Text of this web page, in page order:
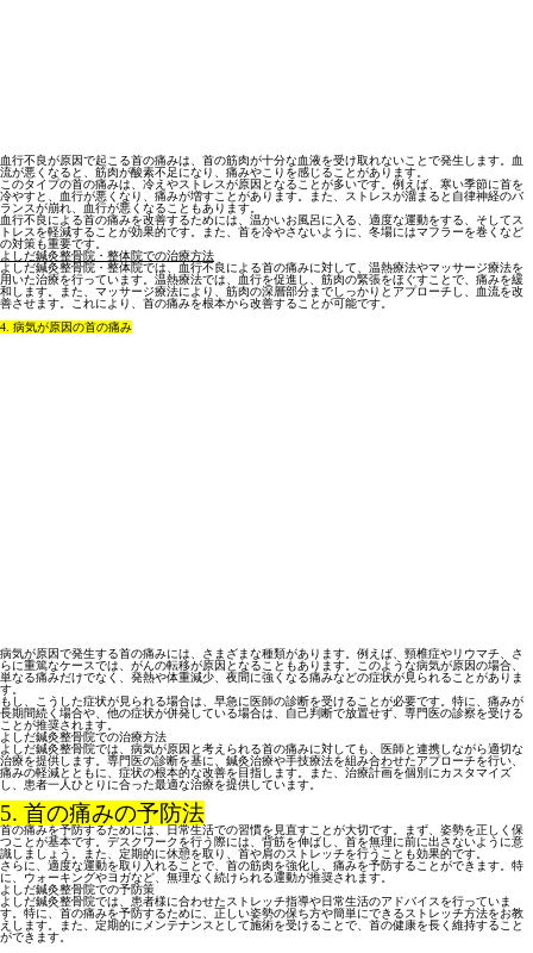
血行不良が原因で起こる首の痛みは、首の筋肉が十分な血液を受け取れないことで発生します。血
流が悪くなると、筋肉が酸素不足になり、痛みやこりを感じることがあります。
このタイプの首の痛みは、冷えやストレスが原因となることが多いです。例えば、寒い季節に首を
冷やすと、血行が悪くなり、痛みが増すことがあります。また、ストレスが溜まると自律神経のバ
ランスが崩れ、血行が悪くなることもあります。
血行不良による首の痛みを改善するためには、温かいお風呂に入る、適度な運動をする、そしてス
トレスを軽減することが効果的です。また、首を冷やさないように、冬場にはマフラーを巻くなど
の対策も重要です。
よしだ鍼灸整骨院・整体院での治療方法
よしだ鍼灸整骨院・整体院では、血行不良による首の痛みに対して、温熱療法やマッサージ療法を
用いた治療を行っています。温熱療法では、血行を促進し、筋肉の緊張をほぐすことで、痛みを緩
和します。また、マッサージ療法により、筋肉の深層部分までしっかりとアプローチし、血流を改
善させます。これにより、首の痛みを根本から改善することが可能です。
4. 病気が原因の首の痛み
病気が原因で発生する首の痛みには、さまざまな種類があります。例えば、頸椎症やリウマチ、さ
らに重篤なケースでは、がんの転移が原因となることもあります。このような病気が原因の場合、
単なる痛みだけでなく、発熱や体重減少、夜間に強くなる痛みなどの症状が見られることがありま
す。
もし、こうした症状が見られる場合は、早急に医師の診断を受けることが必要です。特に、痛みが
長期間続く場合や、他の症状が併発している場合は、自己判断で放置せず、専門医の診察を受ける
ことが推奨されます。
よしだ鍼灸整骨院での治療方法
よしだ鍼灸整骨院では、病気が原因と考えられる首の痛みに対しても、医師と連携しながら適切な
治療を提供します。専門医の診断を基に、鍼灸治療や手技療法を組み合わせたアプローチを行い、
痛みの軽減とともに、症状の根本的な改善を目指します。また、治療計画を個別にカスタマイズ
し、患者一人ひとりに合った最適な治療を提供しています。
5. 首の痛みの予防法
首の痛みを予防するためには、日常生活での習慣を見直すことが大切です。まず、姿勢を正しく保
つことが基本です。デスクワークを行う際には、背筋を伸ばし、首を無理に前に出さないように意
識しましょう。また、定期的に休憩を取り、首や肩のストレッチを行うことも効果的です。
さらに、適度な運動を取り入れることで、首の筋肉を強化し、痛みを予防することができます。特
に、ウォーキングやヨガなど、無理なく続けられる運動が推奨されます。
よしだ鍼灸整骨院での予防策
よしだ鍼灸整骨院では、患者様に合わせたストレッチ指導や日常生活のアドバイスを行っていま
す。特に、首の痛みを予防するために、正しい姿勢の保ち方や簡単にできるストレッチ方法をお教
えします。また、定期的にメンテナンスとして施術を受けることで、首の健康を長く維持すること
ができます。